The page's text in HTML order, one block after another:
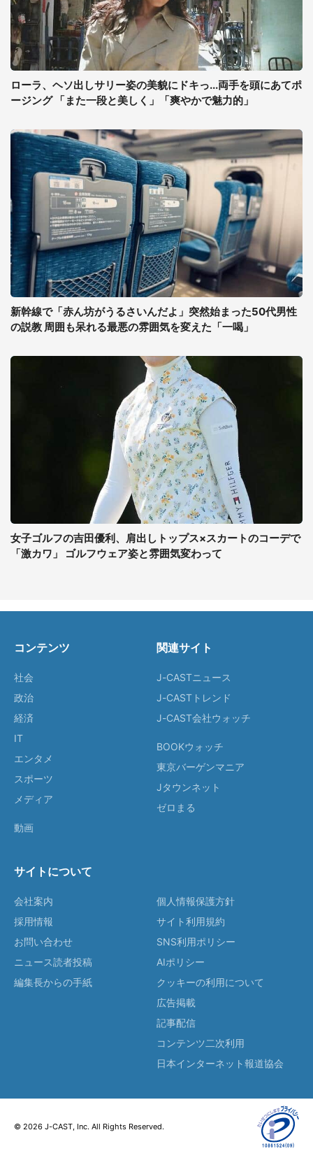
ローラ、ヘソ出しサリー姿の美貌にドキっ...両手を頭にあてポ
ージング 「また一段と美しく」「爽やかで魅力的」
新幹線で「赤ん坊がうるさいんだよ」突然始まった50代男性
の説教 周囲も呆れる最悪の雰囲気を変えた「一喝」
女子ゴルフの吉田優利、肩出しトップス×スカートのコーデで
「激カワ」 ゴルフウェア姿と雰囲気変わって
コンテンツ
社会
政治
経済
IT
エンタメ
スポーツ
メディア
動画
関連サイト
J-CASTニュース
J-CASTトレンド
J-CAST会社ウォッチ
BOOKウォッチ
東京バーゲンマニア
Jタウンネット
ゼロまる
サイトについて
会社案内
採用情報
お問い合わせ
ニュース読者投稿
編集長からの手紙
個人情報保護方針
サイト利用規約
SNS利用ポリシー
AIポリシー
クッキーの利用について
広告掲載
記事配信
コンテンツ二次利用
日本インターネット報道協会
© 2026 J-CAST, Inc. All Rights Reserved.